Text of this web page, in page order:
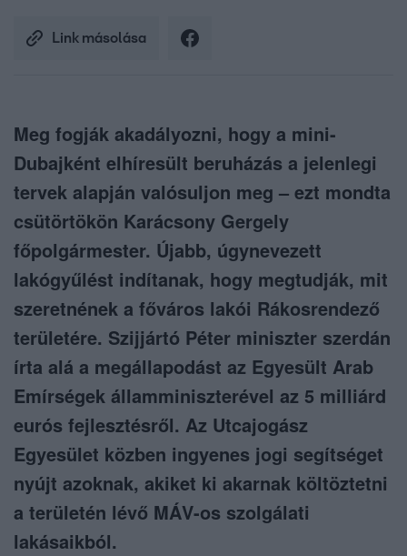
Link másolása
Meg fogják akadályozni, hogy a mini-
Dubajként elhíresült beruházás a jelenlegi
tervek alapján valósuljon meg – ezt mondta
csütörtökön Karácsony Gergely
főpolgármester. Újabb, úgynevezett
lakógyűlést indítanak, hogy megtudják, mit
szeretnének a főváros lakói Rákosrendező
területére. Szijjártó Péter miniszter szerdán
írta alá a megállapodást az Egyesült Arab
Emírségek államminiszterével az 5 milliárd
eurós fejlesztésről. Az Utcajogász
Egyesület közben ingyenes jogi segítséget
nyújt azoknak, akiket ki akarnak költöztetni
a területén lévő MÁV-os szolgálati
lakásaikból.